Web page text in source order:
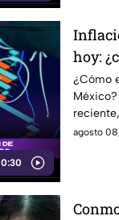
0:30
hoy:
¿Cómo
subido
agosto